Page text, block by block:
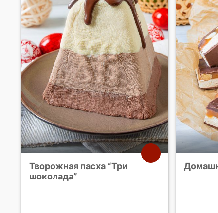
Творожная пасха “Три
шоколада”